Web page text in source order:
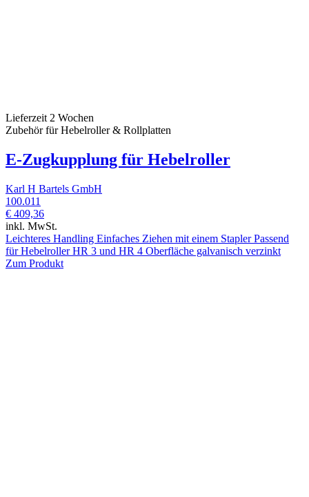
Lieferzeit 2 Wochen
Zubehör für Hebelroller & Rollplatten
E-Zugkupplung für Hebelroller
Karl H Bartels GmbH
100.011
€ 409,36
inkl. MwSt.
Leichteres Handling Einfaches Ziehen mit einem Stapler Passend
für Hebelroller HR 3 und HR 4 Oberfläche galvanisch verzinkt
Zum Produkt